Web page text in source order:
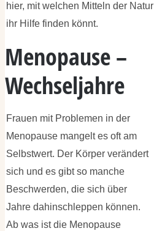
hier, mit welchen Mitteln der Natur
ihr Hilfe finden könnt.
Menopause –
Wechseljahre
Frauen mit Problemen in der
Menopause mangelt es oft am
Selbstwert. Der Körper verändert
sich und es gibt so manche
Beschwerden, die sich über
Jahre dahinschleppen können.
Ab was ist die Menopause